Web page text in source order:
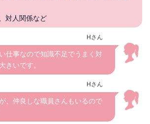
対人関係など
Hさん
仕事なので知識不足でうまく対
きいです。
Hさん
、仲良しな職員さんもいるので